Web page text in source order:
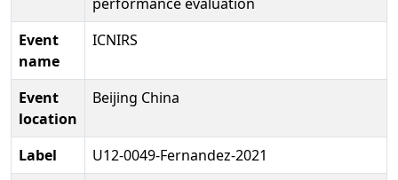
Event
name
ICNIRS
Event
location
Beijing China
Label
U12-0049-Fernandez-2021